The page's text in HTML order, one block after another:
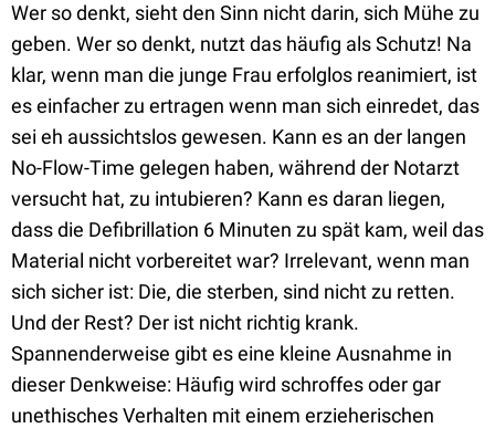
Wer so denkt, sieht den Sinn nicht darin, sich Mühe zu
geben. Wer so denkt, nutzt das häufig als Schutz! Na
klar, wenn man die junge Frau erfolglos reanimiert, ist
es einfacher zu ertragen wenn man sich einredet, das
sei eh aussichtslos gewesen. Kann es an der langen
No-Flow-Time gelegen haben, während der Notarzt
versucht hat, zu intubieren? Kann es daran liegen,
dass die Defibrillation 6 Minuten zu spät kam, weil das
Material nicht vorbereitet war? Irrelevant, wenn man
sich sicher ist: Die, die sterben, sind nicht zu retten.
Und der Rest? Der ist nicht richtig krank.
Spannenderweise gibt es eine kleine Ausnahme in
dieser Denkweise: Häufig wird schroffes oder gar
unethisches Verhalten mit einem erzieherischen